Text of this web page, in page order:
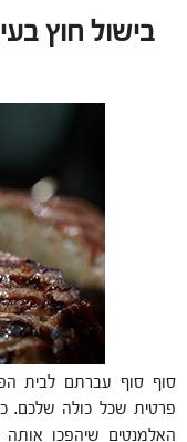
בישול חוץ
סוף סוף עברתם לבית
פרטית שכל כולה שלכם.
האלמנטים שיהפכו אותה